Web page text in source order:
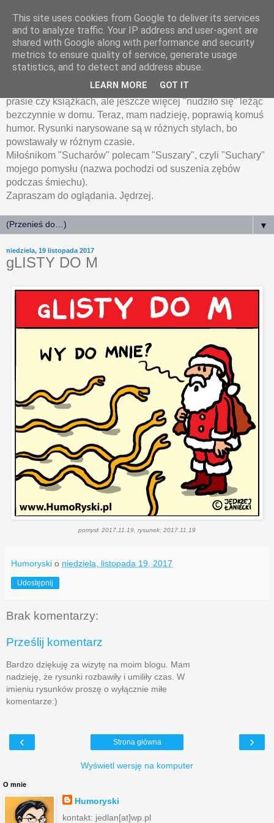
HumoRyski.pl
Humoryski, czyli rysunki humorystyczne Jędrzeja
Łanieckiego.
Wiele z zamieszczonych tu rysunków było publikowanych w
prasie czy książkach, ale jeszcze więcej "nudziło się" leżąc
bezczynnie w domu. Teraz, mam nadzieję, poprawią komuś
humor. Rysunki narysowane są w różnych stylach, bo
powstawały w różnym czasie.
Miłośnikom "Sucharów" polecam "Suszary", czyli "Suchary"
mojego pomysłu (nazwa pochodzi od suszenia zębów
podczas śmiechu).
Zapraszam do oglądania. Jędrzej.
▼
niedziela, 19 listopada 2017
gLISTY DO M
pomysł: 2017.11.19, rysunek: 2017.11.19
Humoryski o niedziela, listopada 19, 2017
Udostępnij
Brak komentarzy:
Prześlij komentarz
Bardzo dziękuję za wizytę na moim blogu. Mam
nadzieję, że rysunki rozbawiły i umiliły czas. W
imieniu rysunków proszę o wyłącznie miłe
komentarze:)
‹ ›
Strona główna
Wyświetl wersję na komputer
O mnie
Humoryski
kontakt: jedlan[at]wp.pl
This site uses cookies from Google to deliver its services
and to analyze traffic. Your IP address and user-agent are
shared with Google along with performance and security
metrics to ensure quality of service, generate usage
statistics, and to detect and address abuse.
LEARN MORE GOT IT